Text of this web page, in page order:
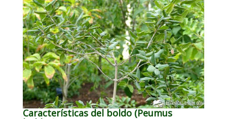
Características del boldo (Peumus